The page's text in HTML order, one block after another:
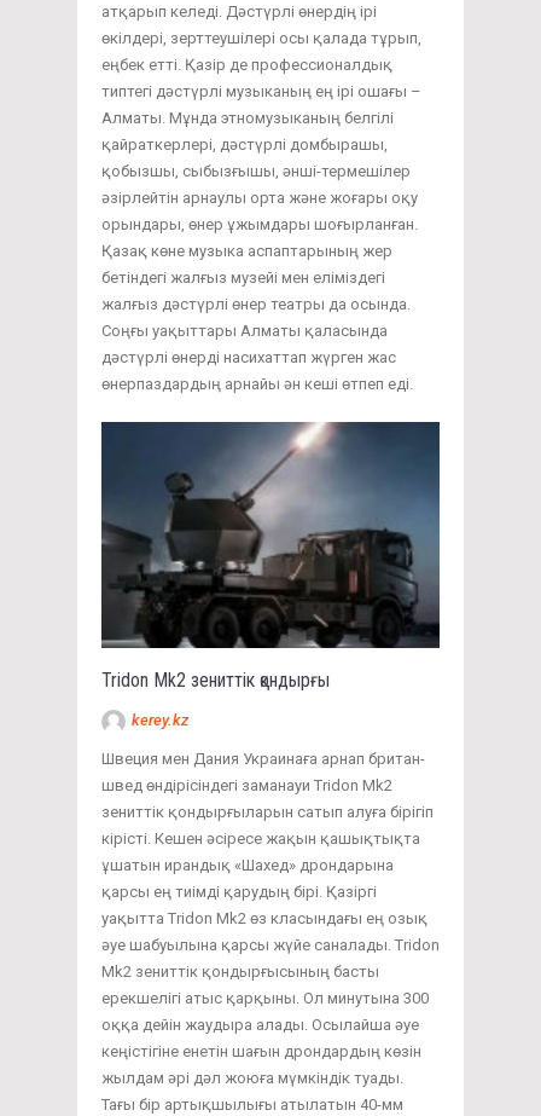
атқарып келеді. Дәстүрлі өнердің ірі
өкілдері, зерттеушілері осы қалада тұрып,
еңбек етті. Қазір де профессионалдық
типтегі дәстүрлі музыканың ең ірі ошағы –
Алматы. Мұнда этномузыканың белгілі
қайраткерлері, дәстүрлі домбырашы,
қобызшы, сыбызғышы, әнші-термешілер
әзірлейтін арнаулы орта және жоғары оқу
орындары, өнер ұжымдары шоғырланған.
Қазақ көне музыка аспаптарының жер
бетіндегі жалғыз музейі мен еліміздегі
жалғыз дәстүрлі өнер театры да осында.
Соңғы уақыттары Алматы қаласында
дәстүрлі өнерді насихаттап жүрген жас
өнерпаздардың арнайы ән кеші өтпеп еді.
Tridon Mk2 зениттік қондырғы
kerey.kz
Швеция мен Дания Украинаға арнап британ-
швед өндірісіндегі заманауи Tridon Mk2
зениттік қондырғыларын сатып алуға бірігіп
кірісті. Кешен әсіресе жақын қашықтықта
ұшатын ирандық «Шахед» дрондарына
қарсы ең тиімді қарудың бірі. Қазіргі
уақытта Tridon Mk2 өз класындағы ең озық
әуе шабуылына қарсы жүйе саналады. Tridon
Mk2 зениттік қондырғысының басты
ерекшелігі атыс қарқыны. Ол минутына 300
оққа дейін жаудыра алады. Осылайша әуе
кеңістігіне енетін шағын дрондардың көзін
жылдам әрі дәл жоюға мүмкіндік туады.
Тағы бір артықшылығы атылатын 40-мм